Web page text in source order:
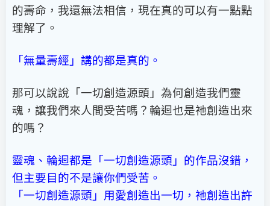
的壽命，我還無法相信，現在真的可以有一點點
理解了。
「無量壽經」講的都是真的。
那可以說說「一切創造源頭」為何創造我們靈
魂，讓我們來人間受苦嗎？輪迴也是祂創造出來
的嗎？
靈魂、輪迴都是「一切創造源頭」的作品沒錯，
但主要目的不是讓你們受苦。
「一切創造源頭」用愛創造出一切，祂創造出許